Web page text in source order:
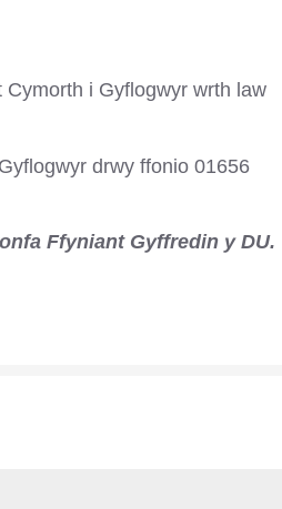
i Gyflogwyr wrth law
drwy ffonio 01656
Ffyniant Gyffredin y DU.